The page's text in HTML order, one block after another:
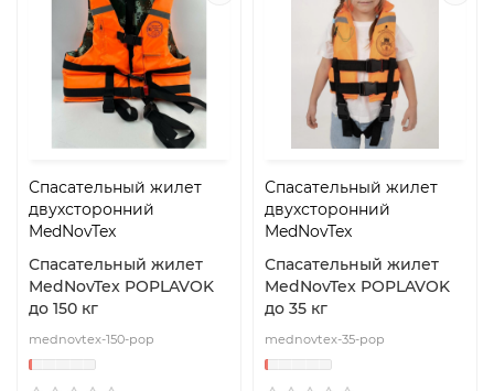
Спасательный жилет
двухсторонний
MedNovTex
Спасательный жилет
MedNovTex POPLAVOK
до 150 кг
mednovtex-150-pop
Спасательный жилет
двухсторонний
MedNovTex
Спасательный жилет
MedNovTex POPLAVOK
до 35 кг
mednovtex-35-pop